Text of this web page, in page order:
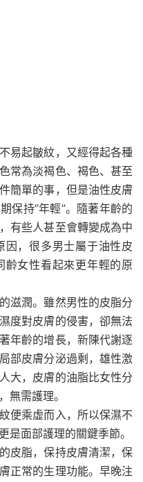
易起皺紋，又經得起各種
常為淡褐色、褐色、甚至
簡單的事，但是油性皮膚
保持”年輕”。隨著年齡的
有些人甚至會轉變成為中
，很多男士屬于油性皮
齡女性看起來更年輕的原
滋潤。雖然男性的皮脂分
度對皮膚的侵害，卻無法
年齡的增長，新陳代謝逐
部皮膚分泌過剩，雄性激
大，皮膚的油脂比女性分
無需護理。
便乘虛而入，所以保濕不
是面部護理的關鍵季節。
皮脂，保持皮膚清潔，保
正常的生理功能。早晚注